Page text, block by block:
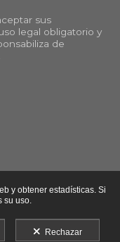
sus
legal obligatorio y
de
y obtener estadísticas. Si
su uso.
Rechazar